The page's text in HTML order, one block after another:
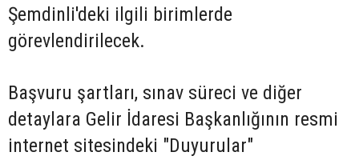
Şemdinli'deki ilgili birimlerde
görevlendirilecek.
Başvuru şartları, sınav süreci ve diğer
detaylara Gelir İdaresi Başkanlığının resmi
internet sitesindeki "Duyurular"